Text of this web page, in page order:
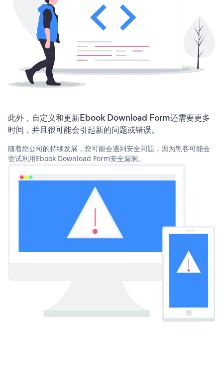
此外，自定义和更新Ebook Download Form还需要更多
时间，并且很可能会引起新的问题或错误。
随着您公司的持续发展，您可能会遇到安全问题，因为黑客可能会
尝试利用Ebook Download Form安全漏洞。